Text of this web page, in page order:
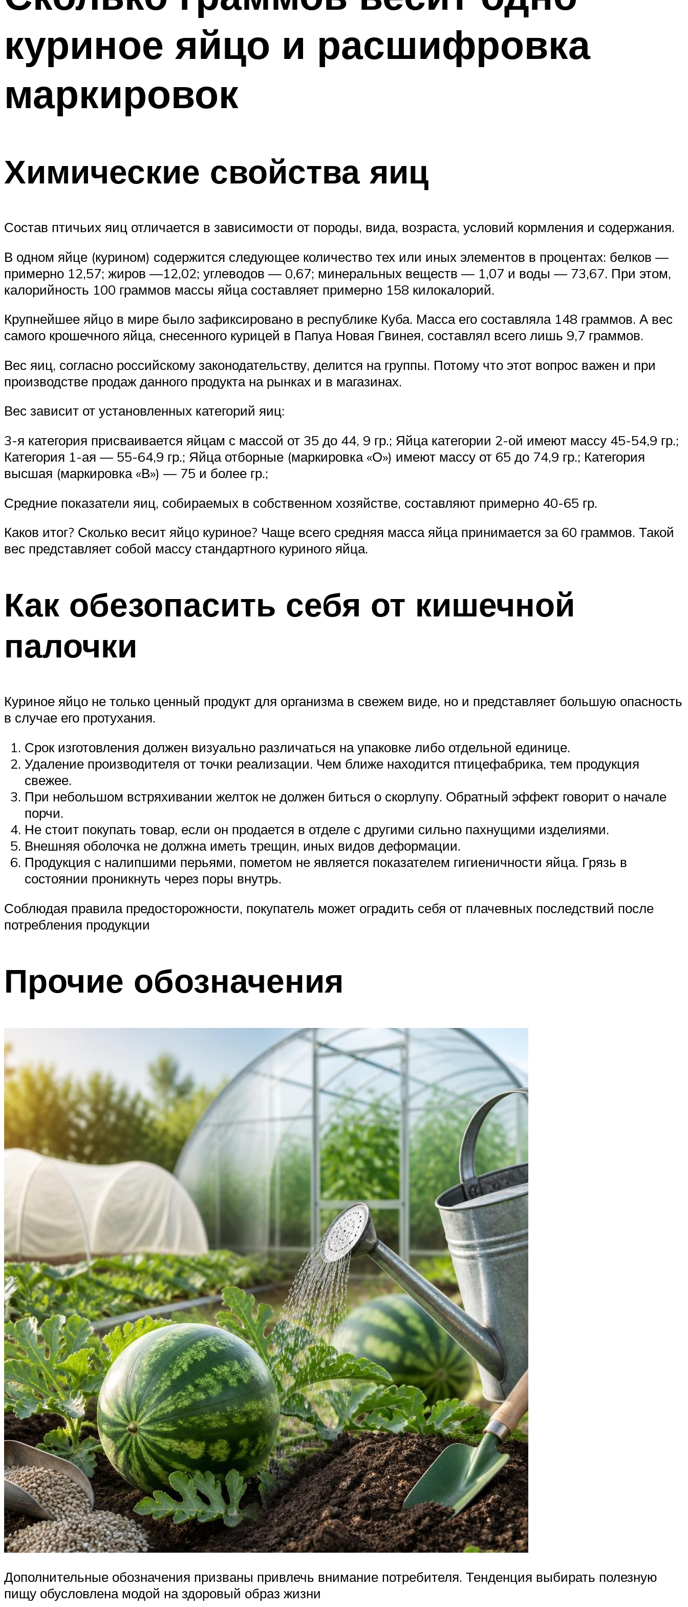
куриное яйцо и расшифровка
маркировок
Химические свойства яиц
Состав птичьих яиц отличается в зависимости от породы, вида, возраста, условий кормления и содержания.
В одном яйце (курином) содержится следующее количество тех или иных элементов в процентах: белков —
примерно 12,57; жиров —12,02; углеводов — 0,67; минеральных веществ — 1,07 и воды — 73,67. При этом,
калорийность 100 граммов массы яйца составляет примерно 158 килокалорий.
Крупнейшее яйцо в мире было зафиксировано в республике Куба. Масса его составляла 148 граммов. А вес
самого крошечного яйца, снесенного курицей в Папуа Новая Гвинея, составлял всего лишь 9,7 граммов.
Вес яиц, согласно российскому законодательству, делится на группы. Потому что этот вопрос важен и при
производстве продаж данного продукта на рынках и в магазинах.
Вес зависит от установленных категорий яиц:
3-я категория присваивается яйцам с массой от 35 до 44, 9 гр.; Яйца категории 2-ой имеют массу 45-54,9 гр.;
Категория 1-ая — 55-64,9 гр.; Яйца отборные (маркировка «О») имеют массу от 65 до 74,9 гр.; Категория
высшая (маркировка «В») — 75 и более гр.;
Средние показатели яиц, собираемых в собственном хозяйстве, составляют примерно 40-65 гр.
Каков итог? Сколько весит яйцо куриное? Чаще всего средняя масса яйца принимается за 60 граммов. Такой
вес представляет собой массу стандартного куриного яйца.
Как обезопасить себя от кишечной
палочки
Куриное яйцо не только ценный продукт для организма в свежем виде, но и представляет большую опасность
в случае его протухания.
Срок изготовления должен визуально различаться на упаковке либо отдельной единице.
Удаление производителя от точки реализации. Чем ближе находится птицефабрика, тем продукция
свежее.
При небольшом встряхивании желток не должен биться о скорлупу. Обратный эффект говорит о начале
порчи.
Не стоит покупать товар, если он продается в отделе с другими сильно пахнущими изделиями.
Внешняя оболочка не должна иметь трещин, иных видов деформации.
Продукция с налипшими перьями, пометом не является показателем гигиеничности яйца. Грязь в
состоянии проникнуть через поры внутрь.
Соблюдая правила предосторожности, покупатель может оградить себя от плачевных последствий после
потребления продукции
Прочие обозначения
Дополнительные обозначения призваны привлечь внимание потребителя. Тенденция выбирать полезную
пищу обусловлена модой на здоровый образ жизни